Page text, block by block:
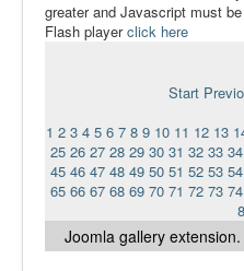
Видеоматериалы
Сайт проекта
Ермаковополе.рф
greater and Javascript must
Flash playerclick here
Start
1 2 3 4 5 6 7 8 9 10 11 12 13
25 26 27 28 29 30 31 32 33 34
45 46 47 48 49 50 51 52 53 54
65 66 67 68 69 70 71 72 73 74
Joomla gallery